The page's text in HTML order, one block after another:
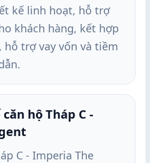
kế linh hoạt, hỗ trợ
khách hàng, kết hợp
trợ vay vốn và tiềm
hộ Tháp C -
C - Imperia The